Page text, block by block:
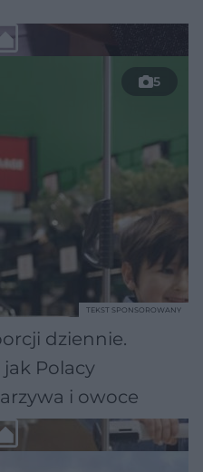
5
dziennie.
Polacy
i owoce
TEKST SPONSOROWANY